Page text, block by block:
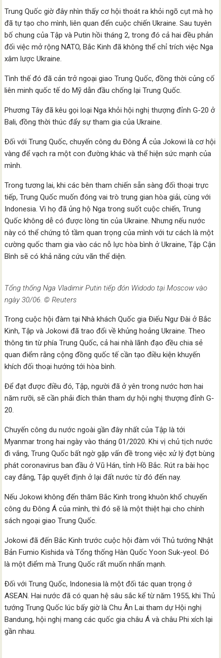
Trung Quốc giờ đây nhìn thấy cơ hội thoát ra khỏi ngõ cụt mà họ
đã tự tạo cho mình, liên quan đến cuộc chiến Ukraine. Sau tuyên
bố chung của Tập và Putin hồi tháng 2, trong đó cả hai đều phản
đối việc mở rộng NATO, Bắc Kinh đã không thể chỉ trích việc Nga
xâm lược Ukraine.
Tình thế đó đã cản trở ngoại giao Trung Quốc, đồng thời củng cố
liên minh quốc tế do Mỹ dẫn đầu chống lại Trung Quốc.
Phương Tây đã kêu gọi loại Nga khỏi hội nghị thượng đỉnh G-20 ở
Bali, đồng thời thúc đẩy sự tham gia của Ukraine.
Đối với Trung Quốc, chuyến công du Đông Á của Jokowi là cơ hội
vàng để vạch ra một con đường khác và thể hiện sức mạnh của
mình.
Trong tương lai, khi các bên tham chiến sẵn sàng đối thoại trực
tiếp, Trung Quốc muốn đóng vai trò trung gian hòa giải, cùng với
Indonesia. Vì họ đã ủng hộ Nga trong suốt cuộc chiến, Trung
Quốc không dễ có được lòng tin của Ukraine. Nhưng nếu nước
này có thể chứng tỏ tầm quan trọng của mình với tư cách là một
cường quốc tham gia vào các nỗ lực hòa bình ở Ukraine, Tập Cận
Bình sẽ có khả năng cứu vãn thể diện.
Tổng thống Nga Vladimir Putin tiếp đón Widodo tại Moscow vào
ngày 30/06. © Reuters
Trong cuộc hội đàm tại Nhà khách Quốc gia Điếu Ngư Đài ở Bắc
Kinh, Tập và Jokowi đã trao đổi về khủng hoảng Ukraine. Theo
thông tin từ phía Trung Quốc, cả hai nhà lãnh đạo đều chia sẻ
quan điểm rằng cộng đồng quốc tế cần tạo điều kiện khuyến
khích đối thoại hướng tới hòa bình.
Để đạt được điều đó, Tập, người đã ở yên trong nước hơn hai
năm rưỡi, sẽ cần phải đích thân tham dự hội nghị thượng đỉnh G-
20.
Chuyến công du nước ngoài gần đây nhất của Tập là tới
Myanmar trong hai ngày vào tháng 01/2020. Khi vị chủ tịch nước
đi vắng, Trung Quốc bất ngờ gặp vấn đề trong việc xử lý đợt bùng
phát coronavirus ban đầu ở Vũ Hán, tỉnh Hồ Bắc. Rút ra bài học
cay đắng, Tập quyết định ở lại đất nước từ đó đến nay.
Nếu Jokowi không đến thăm Bắc Kinh trong khuôn khổ chuyến
công du Đông Á của mình, thì đó sẽ là một thiệt hại cho chính
sách ngoại giao Trung Quốc.
Jokowi đã đến Bắc Kinh trước cuộc hội đàm với Thủ tướng Nhật
Bản Fumio Kishida và Tổng thống Hàn Quốc Yoon Suk-yeol. Đó
là một điểm mà Trung Quốc rất muốn nhấn mạnh.
Đối với Trung Quốc, Indonesia là một đối tác quan trọng ở
ASEAN. Hai nước đã có quan hệ sâu sắc kể từ năm 1955, khi Thủ
tướng Trung Quốc lúc bấy giờ là Chu Ân Lai tham dự Hội nghị
Bandung, hội nghị mang các quốc gia châu Á và châu Phi xích lại
gần nhau.